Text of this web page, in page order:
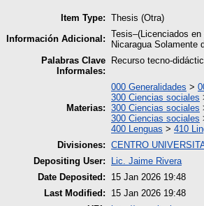
Item Type: Thesis (Otra)
Información Adicional: Tesis–(Licenciados
Nicaragua Solamente
Palabras Clave
Informales:
Recurso tecno-
Materias:
000 Generalidades >
300 Ciencias sociales
300 Ciencias sociales
300 Ciencias sociales
400 Lenguas > 410
Divisiones: CENTRO
Depositing User:
Lic. Jaime Rivera
Date Deposited:
15 Jan 2026 19:48
Last Modified:
15 Jan 2026 19:48